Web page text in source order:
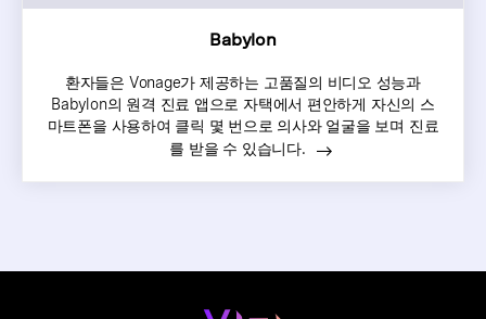
Babylon
환자들은 Vonage가 제공하는 고품질의 비디오 성능과
Babylon의 원격 진료 앱으로 자택에서 편안하게 자신의 스
마트폰을 사용하여 클릭 몇 번으로 의사와 얼굴을 보며 진료
를 받을 수 있습니다.